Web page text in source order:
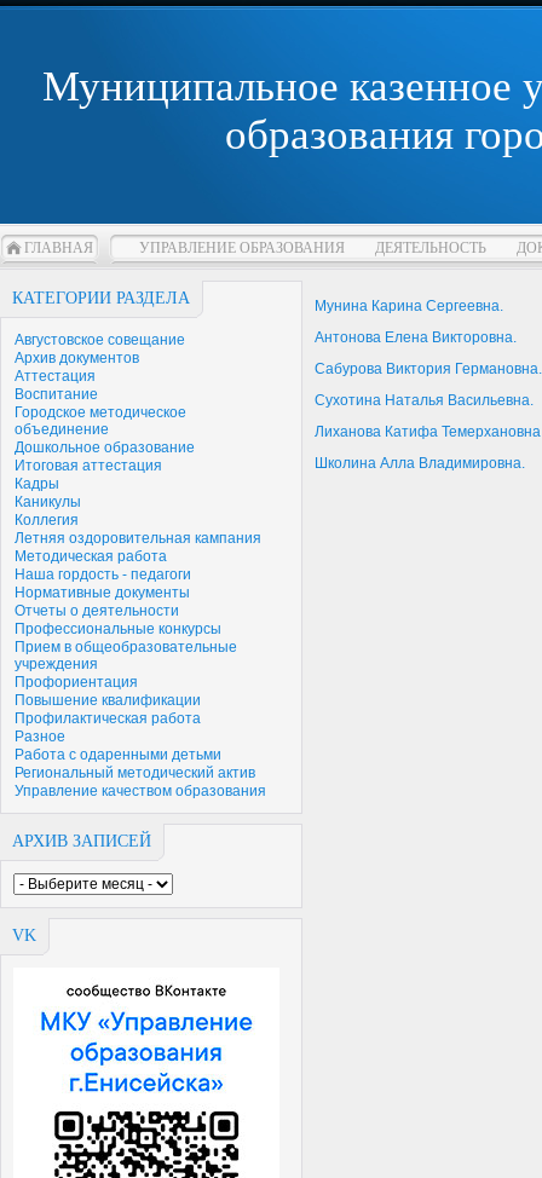
Муниципальное казенное
образования
ГЛАВНАЯ УПРАВЛЕНИЕ ОБРАЗОВАНИЯ ДЕЯТЕЛЬНОСТЬ
КАТЕГОРИИ РАЗДЕЛА
Августовское совещание
Архив документов
Аттестация
Воспитание
Городское методическое
объединение
Дошкольное образование
Итоговая аттестация
Кадры
Каникулы
Коллегия
Летняя оздоровительная кампания
Методическая работа
Наша гордость - педагоги
Нормативные документы
Отчеты о деятельности
Профессиональные конкурсы
Прием в общеобразовательные
учреждения
Профориентация
Повышение квалификации
Профилактическая работа
Разное
Работа с одаренными детьми
Региональный методический актив
Управление качеством образования
АРХИВ ЗАПИСЕЙ
VK
Мунина Карина Сергеевна.
Антонова Елена Викторовна.
Сабурова Виктория Германовна.
Сухотина Наталья Васильевна.
Лиханова Катифа
Школина Алла Владимировна.